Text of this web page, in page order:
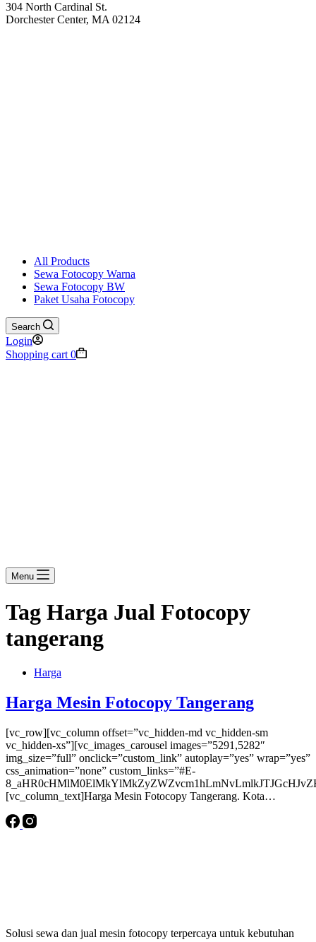
304 North Cardinal St.
Dorchester Center, MA 02124
All Products
Sewa Fotocopy Warna
Sewa Fotocopy BW
Paket Usaha Fotocopy
Search
Login
Shopping cart 0
Menu
Tag Harga Jual Fotocopy
tangerang
Harga
Harga Mesin Fotocopy Tangerang
[vc_row][vc_column offset=”vc_hidden-md vc_hidden-sm
vc_hidden-xs”][vc_images_carousel images=”5291,5282″
img_size=”full” onclick=”custom_link” autoplay=”yes” wrap=”yes”
css_animation=”none” custom_links=”#E-
[vc_column_text]Harga Mesin Fotocopy Tangerang. Kota…
Solusi sewa dan jual mesin fotocopy terpercaya untuk kebutuhan